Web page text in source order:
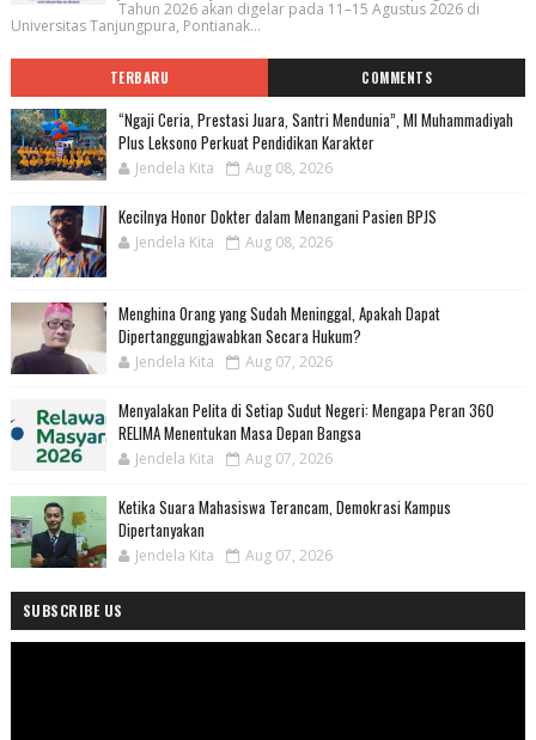
Tahun 2026 akan digelar pada 11–15 Agustus 2026 di
Universitas Tanjungpura, Pontianak...
TERBARU COMMENTS
“Ngaji Ceria, Prestasi Juara, Santri Mendunia”, MI Muhammadiyah
Plus Leksono Perkuat Pendidikan Karakter
Jendela Kita Aug 08, 2026
Kecilnya Honor Dokter dalam Menangani Pasien BPJS
Jendela Kita Aug 08, 2026
Menghina Orang yang Sudah Meninggal, Apakah Dapat
Dipertanggungjawabkan Secara Hukum?
Jendela Kita Aug 07, 2026
Menyalakan Pelita di Setiap Sudut Negeri: Mengapa Peran 360
RELIMA Menentukan Masa Depan Bangsa
Jendela Kita Aug 07, 2026
Ketika Suara Mahasiswa Terancam, Demokrasi Kampus
Dipertanyakan
Jendela Kita Aug 07, 2026
SUBSCRIBE US